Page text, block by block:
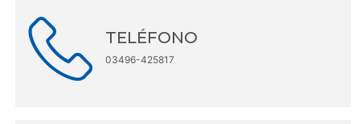
TELÉFONO
03496-425817